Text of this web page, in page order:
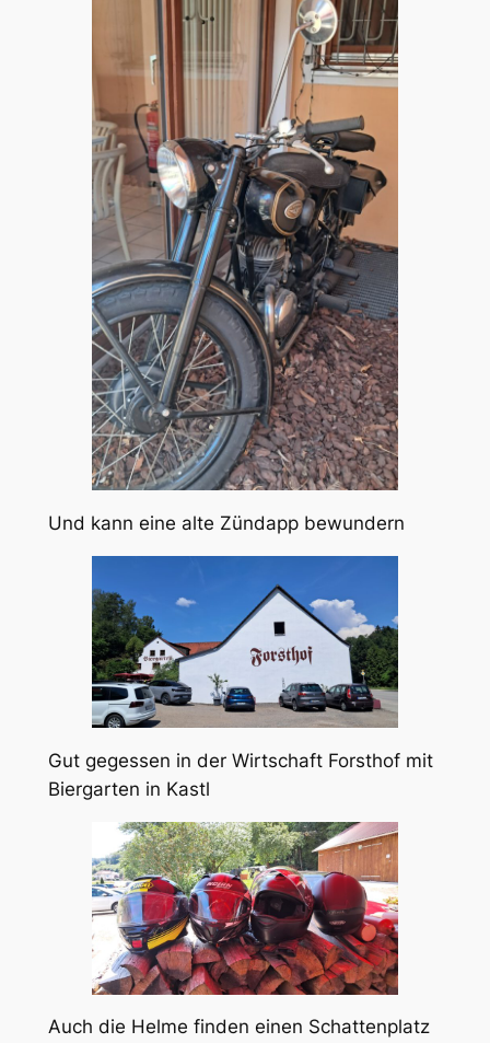
Und kann eine alte Zündapp bewundern
Gut gegessen in der Wirtschaft Forsthof mit
Biergarten in Kastl
Auch die Helme finden einen Schattenplatz